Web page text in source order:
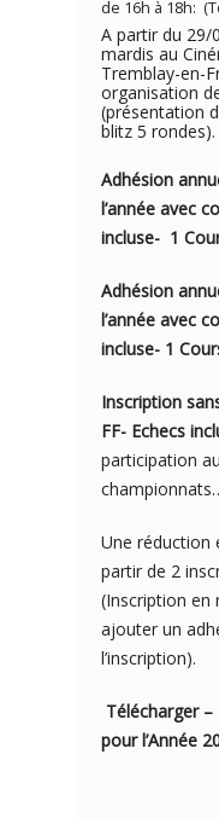
de 16h à 18h:
A partir du 29/
mardis au
Tremblay-en-
organisation
(présentation
blitz 5 rondes).
Adhésion
l’année avec
incluse- 1
Adhésion
l’année avec
incluse- 1
Inscription
FF- Echecs
participation
Une réduction
partir de 2
(Inscription en
ajouter un
l’inscription).
Télécharger
pour l’Année